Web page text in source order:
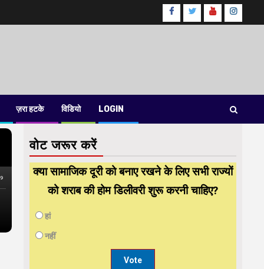
Facebook
TwitterYoutube
ज़रा हटके विडियो LOGIN
वोट जरूर करें
क्या सामाजिक दूरी को बनाए रखने के लिए सभी राज्यों
को शराब की होम डिलीवरी शुरू करनी चाहिए?
हां
नहीं